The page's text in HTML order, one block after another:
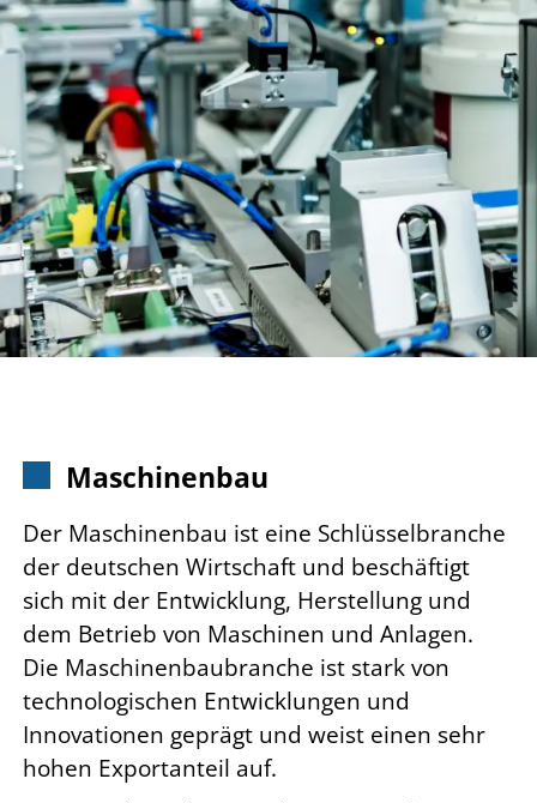
Maschinenbau
Der Maschinenbau ist eine Schlüsselbranche
der deutschen Wirtschaft und beschäftigt
sich mit der Entwicklung, Herstellung und
dem Betrieb von Maschinen und Anlagen.
Die Maschinenbaubranche ist stark von
technologischen Entwicklungen und
Innovationen geprägt und weist einen sehr
hohen Exportanteil auf.